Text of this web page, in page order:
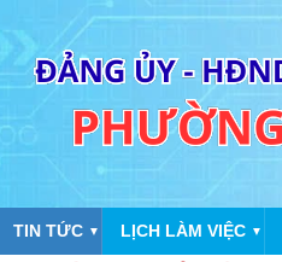
TIN TỨC ▼ LỊCH LÀM VIỆC ▼